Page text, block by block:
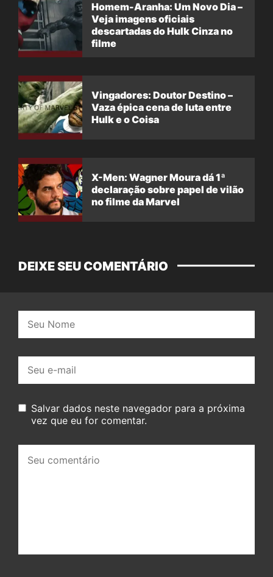
Homem-Aranha: Um Novo Dia –
Veja imagens oficiais
descartadas do Hulk Cinza no
filme
Vingadores: Doutor Destino –
Vaza épica cena de luta entre
Hulk e o Coisa
X-Men: Wagner Moura dá 1ª
declaração sobre papel de vilão
no filme da Marvel
DEIXE SEU COMENTÁRIO
mail:
Salvar dados neste navegador para a próxima
vez que eu for comentar.
comentário: